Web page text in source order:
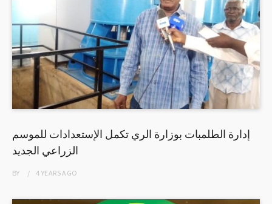
إدارة الطلمبات بوزارة الري تكمل الإستعدادات للموسم
الزراعي الجديد
BY 4 YEARSAGO